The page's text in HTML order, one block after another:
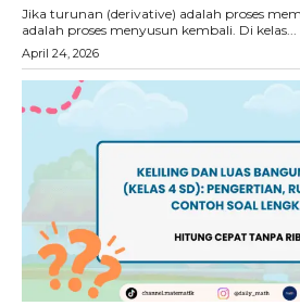
Jika turunan (derivative) adalah proses
adalah proses menyusun kembali. Di kelas...
April 24, 2026